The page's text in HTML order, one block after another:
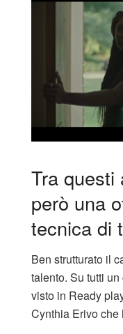
Tra questi
però una
tecnica di
Ben strutturato il
talento. Su tutti
visto in Ready
Cynthia Erivo che